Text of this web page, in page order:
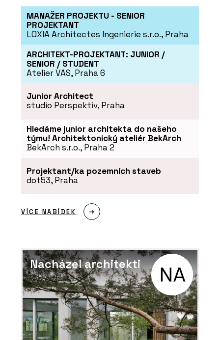
MANAŽER PROJEKTU - SENIOR
PROJEKTANT
LOXIA Architectes Ingenierie s.r.o., Praha
ARCHITEKT-PROJEKTANT: JUNIOR /
SENIOR / STUDENT
Atelier VAS, Praha 6
Junior Architect
studio Perspektiv, Praha
Hledáme junior architekta do našeho
týmu! Architektonický ateliér BekArch
BekArch s.r.o., Praha 2
Projektant/ka pozemních staveb
dot53, Praha
VÍCE NABÍDEK
Nacházel architekti